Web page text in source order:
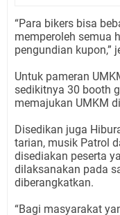
“Para bikers bisa
memperoleh semua
pengundian kupon,”
Untuk pameran
sedikitnya 30 booth
memajukan UMKM
Disedikan juga
tarian, musik Patrol
disediakan peserta
dilaksanakan pada
diberangkatkan.
“Bagi masyarakat